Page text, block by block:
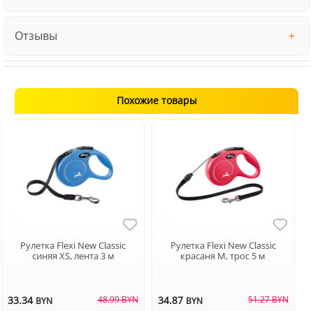
Отзывы
Похожие товары
Рулетка Flexi New Classic
синяя XS, лента 3 м
33.34 BYN 48.99 BYN
Рулетка Flexi New Classic
красаня M, трос 5 м
34.87 BYN 51.27 BYN